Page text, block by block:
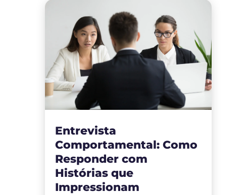
Entrevista
Comportamental: Como
Responder com
Histórias que
Impressionam